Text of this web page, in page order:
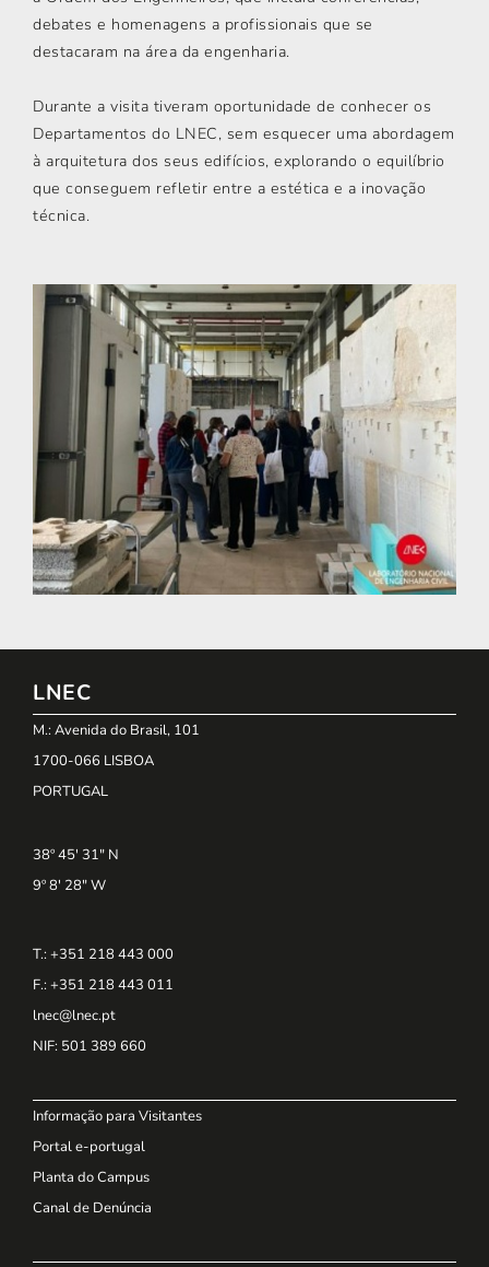
debates e homenagens a profissionais que se
destacaram na área da engenharia.
Durante a visita tiveram oportunidade de conhecer os
Departamentos do LNEC, sem esquecer uma abordagem
à arquitetura dos seus edifícios, explorando o equilíbrio
que conseguem refletir entre a estética e a inovação
técnica.
LNEC
M.: Avenida do Brasil, 101
1700-066 LISBOA
PORTUGAL
38º 45' 31" N
9º 8' 28" W
T.: +351 218 443 000
F.: +351 218 443 011
lnec@lnec.pt
NIF: 501 389 660
Informação para Visitantes
Portal e-portugal
Planta do Campus
Canal de Denúncia